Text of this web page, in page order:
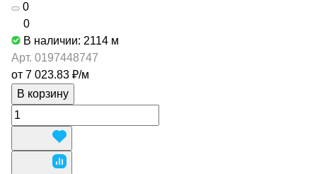
0
0
В наличии: 2114 м
Арт. 0197448747
от 7 023.83 ₽/м
В корзину